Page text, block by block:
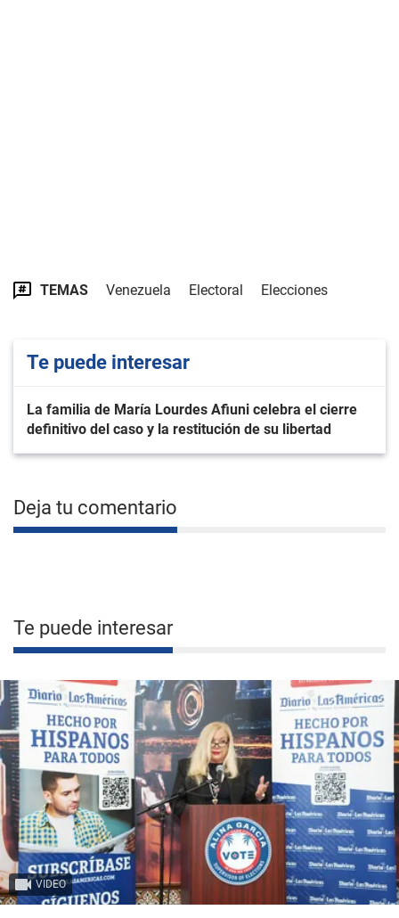
TEMAS Venezuela Electoral Elecciones
Te puede interesar
La familia de María Lourdes Afiuni celebra el cierre
definitivo del caso y la restitución de su libertad
Deja tu comentario
Te puede interesar
VIDEO